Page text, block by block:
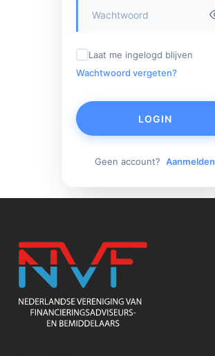
Laat me ingelogd blijven
Wachtwoord vergeten?
LOGIN
Geen account? Aanmelden